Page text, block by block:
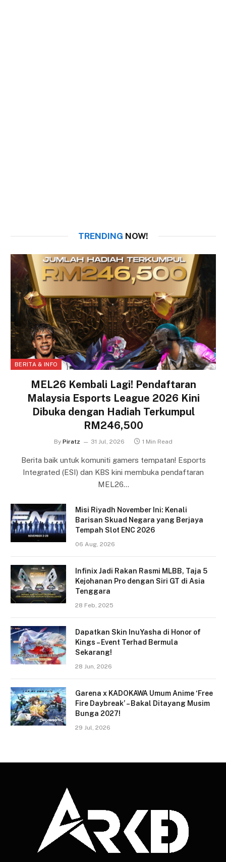
TRENDING NOW!
BERITA & INFO
MEL26 Kembali Lagi! Pendaftaran
Malaysia Esports League 2026 Kini
Dibuka dengan Hadiah Terkumpul
RM246,500
By Piratz 31 Jul, 2026 1 Min Read
Berita baik untuk komuniti gamers tempatan! Esports
Integrated (ESI) dan KBS kini membuka pendaftaran
MEL26…
Misi Riyadh November Ini: Kenali
Barisan Skuad Negara yang Berjaya
Tempah Slot ENC 2026
06 Aug, 2026
Infinix Jadi Rakan Rasmi MLBB, Taja 5
Kejohanan Pro dengan Siri GT di Asia
Tenggara
28 Feb, 2025
Dapatkan Skin InuYasha di Honor of
Kings – Event Terhad Bermula
Sekarang!
28 Jun, 2026
Garena x KADOKAWA Umum Anime ‘Free
Fire Daybreak’ – Bakal Ditayang Musim
Bunga 2027!
29 Jul, 2026